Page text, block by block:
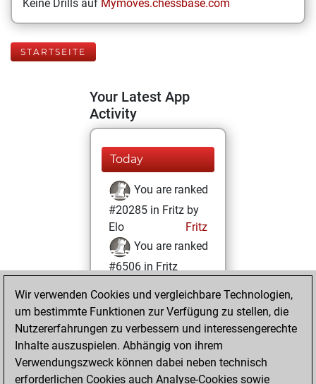
Keine Drills auf Mymoves.chessbase.com
STARTSEITE
Your Latest App
Activity
Today
You are ranked
#20285 in Fritz by
Elo
Fritz
You are ranked
#6506 in Fritz
Sonntag, Juni 12,
2022
You achieved a
BeautyScore of 42
Wir verwenden Cookies und vergleichbare Technologien,
um bestimmte Funktionen zur Verfügung zu stellen, die
Nutzererfahrungen zu verbessern und interessengerechte
Inhalte auszuspielen. Abhängig von ihrem
Verwendungszweck können dabei neben technisch
erforderlichen Cookies auch Analyse-Cookies sowie